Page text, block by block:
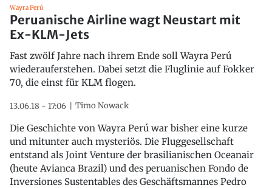
Wayra Perú
Peruanische Airline wagt Neustart mit
Ex-KLM-Jets
Fast zwölf Jahre nach ihrem Ende soll Wayra Perú
wiederauferstehen. Dabei setzt die Fluglinie auf Fokker
70, die einst für KLM flogen.
13.06.18 - 17:06 Timo Nowack
Die Geschichte von Wayra Perú war bisher eine kurze
und mitunter auch mysteriös. Die Fluggesellschaft
entstand als Joint Venture der brasilianischen Oceanair
(heute Avianca Brazil) und des peruanischen Fondo de
Inversiones Sustentables des Geschäftsmannes Pedro